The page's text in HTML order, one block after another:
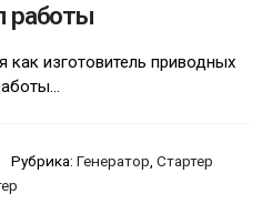
работы
как изготовитель приводных
Рубрика: Генератор, Стартер